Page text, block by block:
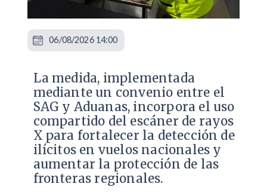
La medida, implementada
mediante un convenio entre el
SAG y Aduanas, incorpora el uso
compartido del escáner de rayos
X para fortalecer la detección de
ilícitos en vuelos nacionales y
aumentar la protección de las
fronteras regionales.
06/08/2026 14:00